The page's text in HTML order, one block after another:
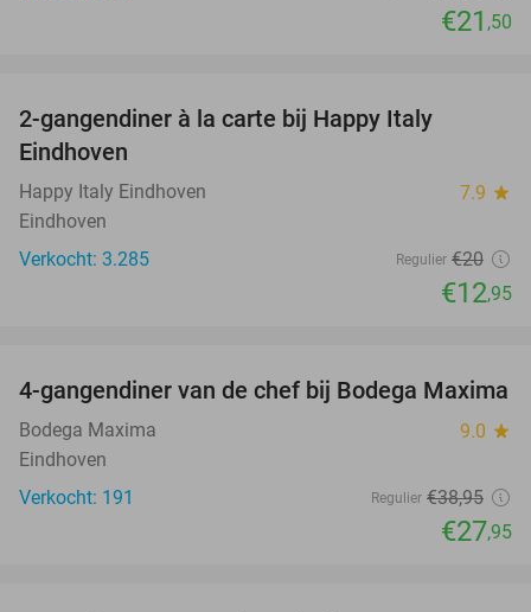
€21 ,50
2-gangendiner à la carte bij Happy Italy
Eindhoven
Happy Italy Eindhoven 7.9 star
Eindhoven
Verkocht: 3.285
Regulier €20
€12,95
28%
4-gangendiner van de chef bij Bodega Maxima
Bodega Maxima 9.0 star
Eindhoven
Verkocht: 191
Regulier €38,95
€27,95